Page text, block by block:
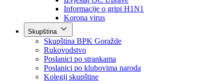
Izvještajno prognozna služba Ministarstva privrede
Izvještaj o radu
Izvještaj OC Uprave
Informacije o gripi H1N1
Korona virus
Skupština
Skupština BPK Goražde
Rukovodstvo